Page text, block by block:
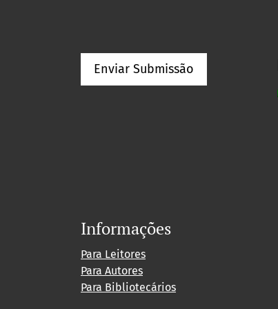
Enviar Submissão
Informações
Para Leitores
Para Autores
Para Bibliotecários